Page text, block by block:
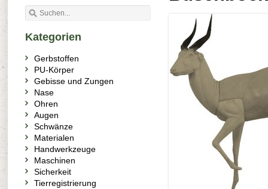
Kategorien
Gerbstoffen
PU-Körper
Gebisse und Zungen
Nase
Ohren
Augen
Schwänze
Materialen
Handwerkzeuge
Maschinen
Sicherkeit
Tierregistrierung